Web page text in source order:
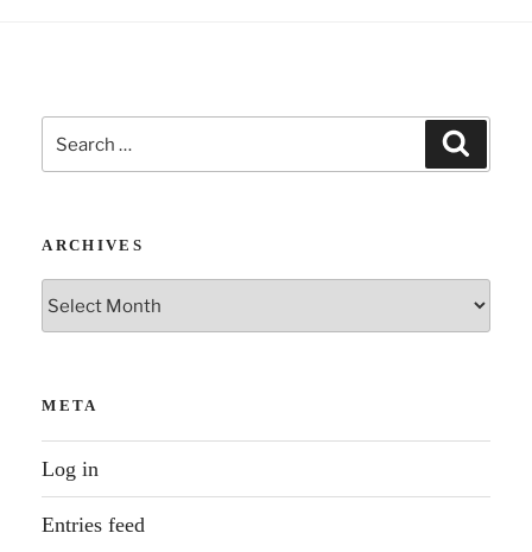
Search
for:
ARCHIVES
Archives
META
Log in
Entries feed